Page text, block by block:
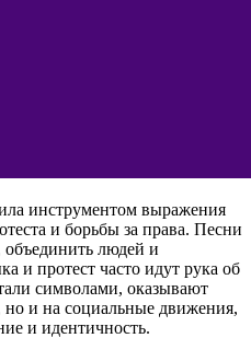
инструментом выражения
и борьбы за права. Песни
объединить людей и
и протест часто идут рука об
символами, оказывают
но и на социальные движения,
и идентичность.